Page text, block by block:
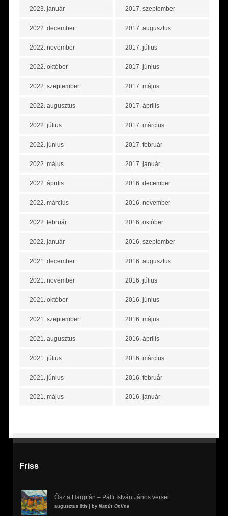
2023. január
2022. december
2022. november
2022. október
2022. szeptember
2022. augusztus
2022. július
2022. június
2022. május
2022. április
2022. március
2022. február
2022. január
2021. december
2021. november
2021. október
2021. szeptember
2021. augusztus
2021. július
2021. június
2021. május
2017. szeptember
2017. augusztus
2017. július
2017. június
2017. május
2017. április
2017. március
2017. február
2017. január
2016. december
2016. november
2016. október
2016. szeptember
2016. augusztus
2016. július
2016. június
2016. május
2016. április
2016. március
2016. február
2016. január
Friss
Ősz a Hargitán – Pálfi István János versei
augusztus 8th | by Napút Online